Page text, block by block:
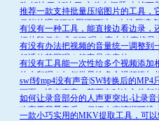
败 解决了:解决了 文件名问题 去掉下
就可
推荐一款支持批量压缩图片的工具，
仅能处理GIF动图还可以一次性压缩
件
有没有一种工具，能直接边看边录，
把片段保存成 GIF 呢？它支持直接导
GIF 格式，
有没有办法把视频的音量统一调整到
舒适的范围呢？答案是肯定的
有没有工具能一次性给多个视频添加
的水印呢？如何批量给多个视频添加
的水印
swf转mp4没有声音|SW转换后的MP4
画面，没有声音，甚至有时连文件都
开
如何让录音部分的人声更突出-让录音
略高于背景音乐，保证人声清晰可辨
一款小巧实用的MKV提取工具，可